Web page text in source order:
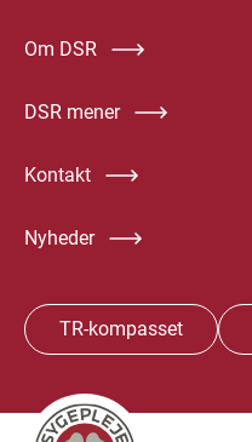
Om DSR
DSR mener
Kontakt
Nyheder
TR-kompasset